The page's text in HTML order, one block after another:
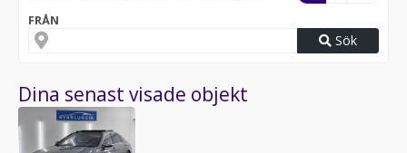
FRÅN
Sök
Dina senast visade objekt